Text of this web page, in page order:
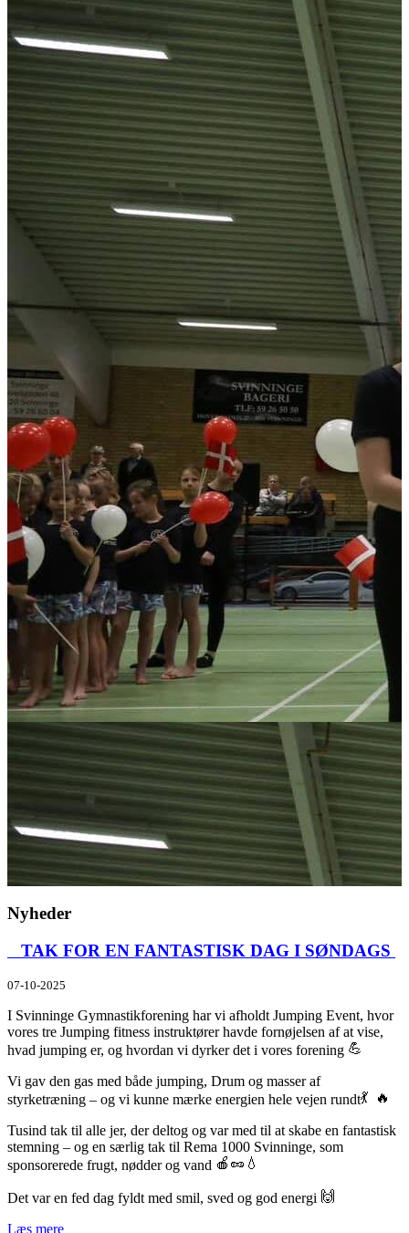
Nyheder
​ TAK FOR EN FANTASTISK DAG I SØNDAGS ​
07-10-2025
I Svinninge Gymnastikforening har vi afholdt Jumping Event, hvor
vores tre Jumping fitness instruktører havde fornøjelsen af at vise,
hvad jumping er, og hvordan vi dyrker det i vores forening
Vi gav den gas med både jumping, Drum og masser af
styrketræning – og vi kunne mærke energien hele vejen rundt
Tusind tak til alle jer, der deltog og var med til at skabe en fantastisk
stemning – og en særlig tak til Rema 1000 Svinninge, som
sponsorerede frugt, nødder og vand
Det var en fed dag fyldt med smil, sved og god energi
Læs mere